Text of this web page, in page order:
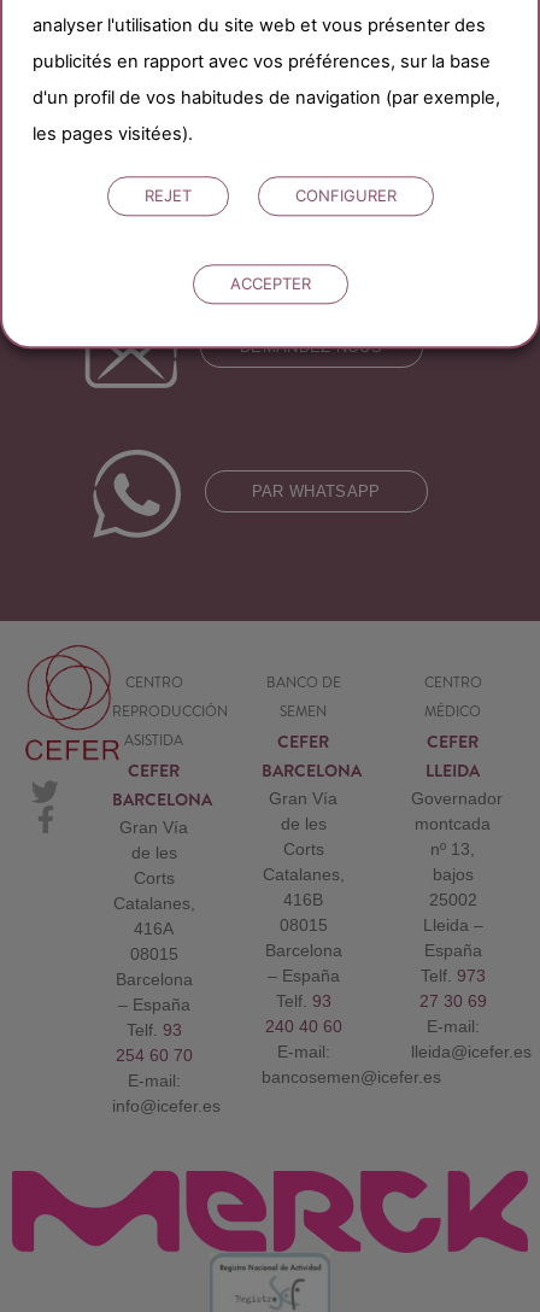
en nous contactantsans aucun
engagement.
APPEL GRATUIT
DEMANDEZ NOUS
PAR WHATSAPP
CENTRO
REPRODUCCIÓN
ASISTIDA
CEFER
BARCELONA
Gran Vía
de les
Corts
Catalanes,
416A
08015
Barcelona
– España
Telf. 93
254 60 70
E-mail:
info@icefer.es
BANCO DE
SEMEN
CEFER
BARCELONA
Gran Vía
de les
Corts
Catalanes,
416B
08015
Barcelona
– España
Telf. 93
240 40 60
E-mail:
bancosemen@icefer.es
CENTRO
MÉDICO
CEFER
LLEIDA
Governador
montcada
nº 13,
bajos
25002
Lleida –
España
Telf. 973
27 30 69
E-mail:
lleida@icefer.es
analyser l'utilisation du site web et vous présenter des
publicités en rapport avec vos préférences, sur la base
d'un profil de vos habitudes de navigation (par exemple,
les pages visitées).
REJET CONFIGURER
ACCEPTER